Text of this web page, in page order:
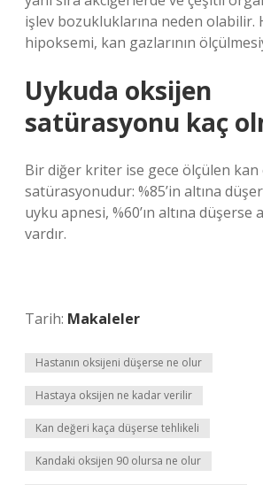
işlev bozukluklarına neden olabilir.
hipoksemi, kan gazlarının
Uykuda oksijen
satürasyonu kaç
Bir diğer kriter ise gece ölçülen kan
satürasyonudur: %85’in altına
uyku apnesi, %60’ın altına düşerse
vardır.
Tarih: Makaleler
Hastanın oksijeni düşerse ne olur
Hastaya oksijen ne kadar verilir
Kan değeri kaça düşerse tehlikeli
Kandaki oksijen 90 olursa ne olur